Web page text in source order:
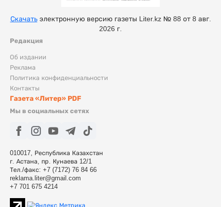
Редакция
Об издании
Реклама
Политика конфиденциальности
Контакты
Газета «Литер» PDF
Мы в социальных сетях
010017, Республика Казахстан
г. Астана, пр. Кунаева 12/1
Тел./факс: +7 (7172) 76 84 66
reklama.liter@gmail.com
+7 701 675 4214
Скачатьэлектронную версию газеты Liter.kz № 88 от 8 авг.
2026 г.